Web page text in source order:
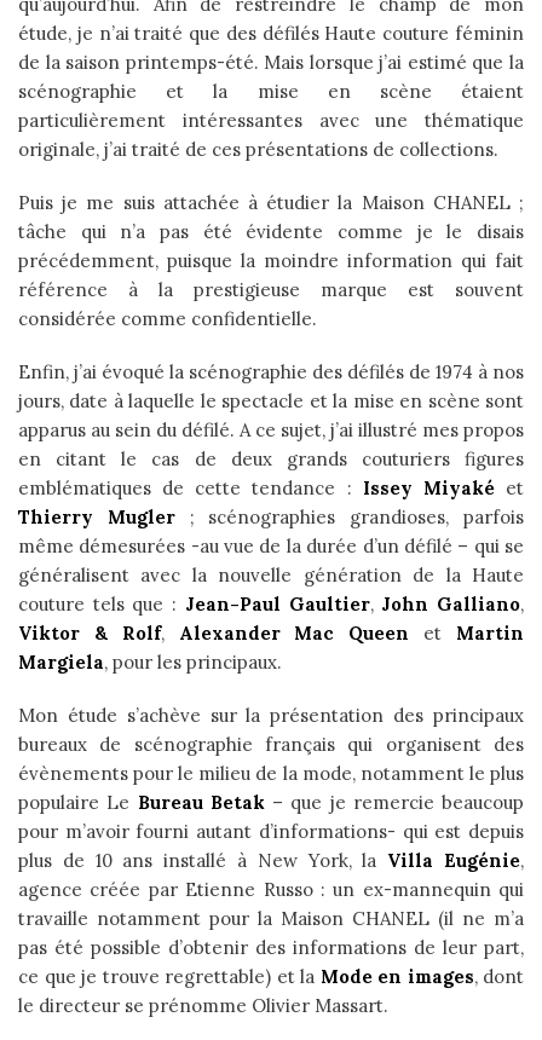
qu’aujourd’hui. Afin de restreindre le champ de mon
étude, je n’ai traité que des défilés Haute couture féminin
de la saison printemps-été. Mais lorsque j’ai estimé que la
scénographie et la mise en scène étaient
particulièrement intéressantes avec une thématique
originale, j’ai traité de ces présentations de collections.
Puis je me suis attachée à étudier la Maison CHANEL ;
tâche qui n’a pas été évidente comme je le disais
précédemment, puisque la moindre information qui fait
référence à la prestigieuse marque est souvent
considérée comme confidentielle.
Enfin, j’ai évoqué la scénographie des défilés de 1974 à nos
jours, date à laquelle le spectacle et la mise en scène sont
apparus au sein du défilé. A ce sujet, j’ai illustré mes propos
en citant le cas de deux grands couturiers figures
emblématiques de cette tendance : Issey Miyakéet
Thierry Mugler; scénographies grandioses, parfois
même démesurées -au vue de la durée d’un défilé – qui se
généralisent avec la nouvelle génération de la Haute
couture tels que : Jean-Paul Gaultier, John Galliano,
Viktor & Rolf, Alexander Mac Queen et Martin
Margiela, pour les principaux.
Mon étude s’achève sur la présentation des principaux
bureaux de scénographie français qui organisent des
évènements pour le milieu de la mode, notamment le plus
populaire Le Bureau Betak – que je remercie beaucoup
pour m’avoir fourni autant d’informations- qui est depuis
plus de 10 ans installé à New York, la Villa Eugénie,
agence créée par Etienne Russo : un ex-mannequin qui
travaille notamment pour la Maison CHANEL (il ne m’a
pas été possible d’obtenir des informations de leur part,
ce que je trouve regrettable) et la Mode en images, dont
le directeur se prénomme Olivier Massart.